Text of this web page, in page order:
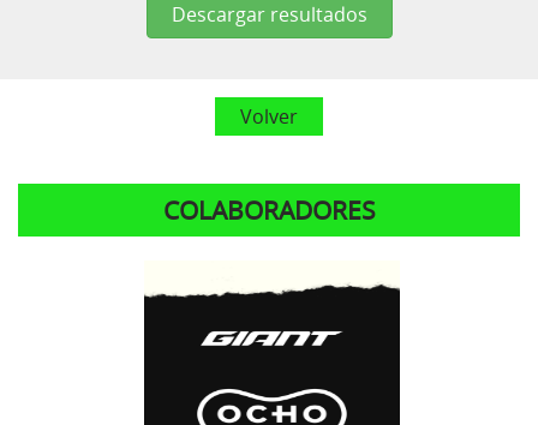
Descargar resultados
Volver
COLABORADORES